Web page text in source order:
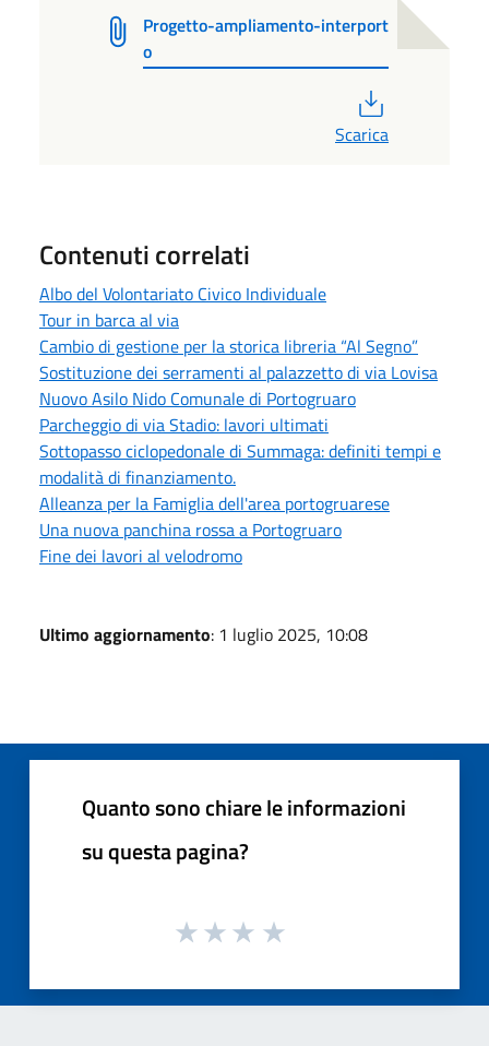
Progetto-ampliamento-interport
o
Scarica
Contenuti correlati
Albo del Volontariato Civico Individuale
Tour in barca al via
Cambio di gestione per la storica libreria “Al Segno”
Sostituzione dei serramenti al palazzetto di via Lovisa
Nuovo Asilo Nido Comunale di Portogruaro
Parcheggio di via Stadio: lavori ultimati
Sottopasso ciclopedonale di Summaga: definiti tempi e
modalità di finanziamento.
Alleanza per la Famiglia dell'area portogruarese
Una nuova panchina rossa a Portogruaro
Fine dei lavori al velodromo
Ultimo aggiornamento: 1 luglio 2025, 10:08
Quanto sono chiare le informazioni
su questa pagina?